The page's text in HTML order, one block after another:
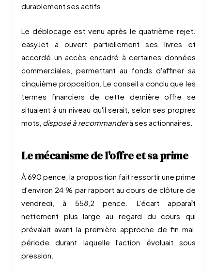
durablement ses actifs.
Le déblocage est venu après le quatrième rejet.
easyJet a ouvert partiellement ses livres et
accordé un accès encadré à certaines données
commerciales, permettant au fonds d'affiner sa
cinquième proposition. Le conseil a conclu que les
termes financiers de cette dernière offre se
situaient à un niveau qu'il serait, selon ses propres
mots, disposé à recommanderà ses actionnaires.
Le mécanisme de l'offre et sa prime
À 690 pence, la proposition fait ressortir une prime
d'environ 24 % par rapport au cours de clôture de
vendredi, à 558,2 pence. L'écart apparaît
nettement plus large au regard du cours qui
prévalait avant la première approche de fin mai,
période durant laquelle l'action évoluait sous
pression.